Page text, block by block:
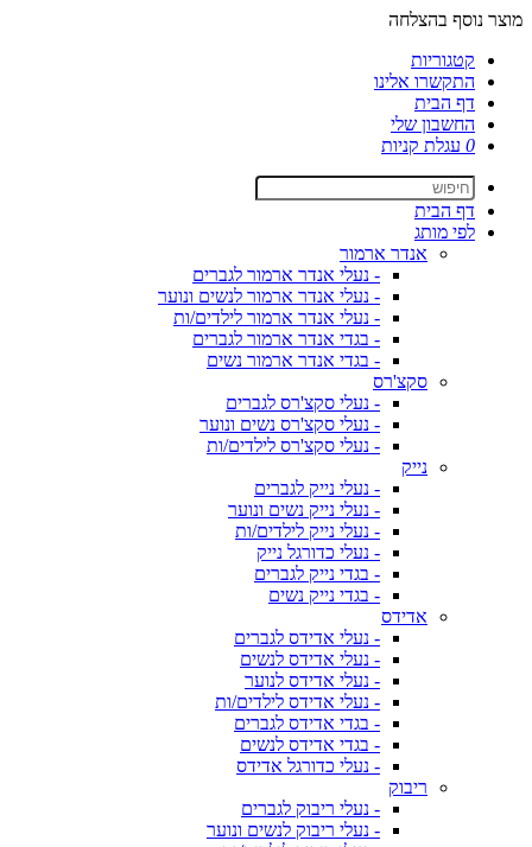
מוצר נוסף בהצלחה
קטגוריות
התקשרו אלינו
דף הבית
החשבון שלי
0 עגלת קניות
דף הבית
לפי מותג
אנדר ארמור
- נעלי אנדר ארמור לגברים
- נעלי אנדר ארמור לנשים ונוער
- נעלי אנדר ארמור לילדים/ות
- בגדי אנדר ארמור לגברים
- בגדי אנדר ארמור נשים
סקצ'רס
- נעלי סקצ'רס לגברים
- נעלי סקצ'רס נשים ונוער
- נעלי סקצ'רס לילדים/ות
נייק
- נעלי נייק לגברים
- נעלי נייק נשים ונוער
- נעלי נייק לילדים/ות
- נעלי כדורגל נייק
- בגדי נייק לגברים
- בגדי נייק נשים
אדידס
- נעלי אדידס לגברים
- נעלי אדידס לנשים
- נעלי אדידס לנוער
- נעלי אדידס לילדים/ות
- בגדי אדידס לגברים
- בגדי אדידס לנשים
- נעלי כדורגל אדידס
ריבוק
- נעלי ריבוק לגברים
- נעלי ריבוק לנשים ונוער